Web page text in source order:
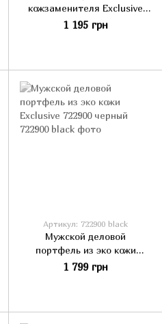
кожзаменителя Exclusive
711000 коричневая
1 195 грн
Артикул: 722900 black
Мужской деловой
портфель из эко кожи
Exclusive 722900 черный
1 799 грн